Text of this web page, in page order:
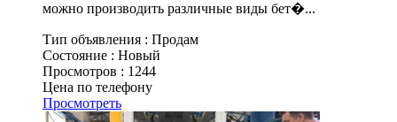
можно производить различные виды бет�...
Тип объявления : Продам
Состояние : Новый
Просмотров : 1244
Цена по телефону
Просмотреть